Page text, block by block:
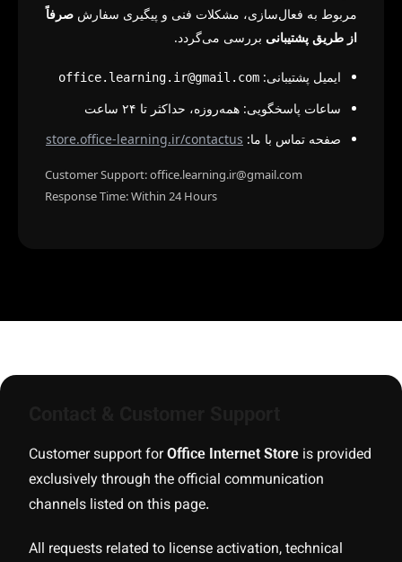
مربوط به فعال‌سازی، مشکلات فنی و پیگیری سفارش صرفاً
از طریق پشتیبانی بررسی می‌گردد.
ایمیل پشتیبانی: office.learning.ir@gmail.com
ساعات پاسخگویی: همه‌روزه، حداکثر تا ۲۴ ساعت
صفحه تماس با ما: store.office-learning.ir/contactus
Customer Support: office.learning.ir@gmail.com
Response Time: Within 24 Hours
Customer support forOffice Internet Store is provided
exclusively through the official communication
channels listed on this page.
All requests related to license activation, technical